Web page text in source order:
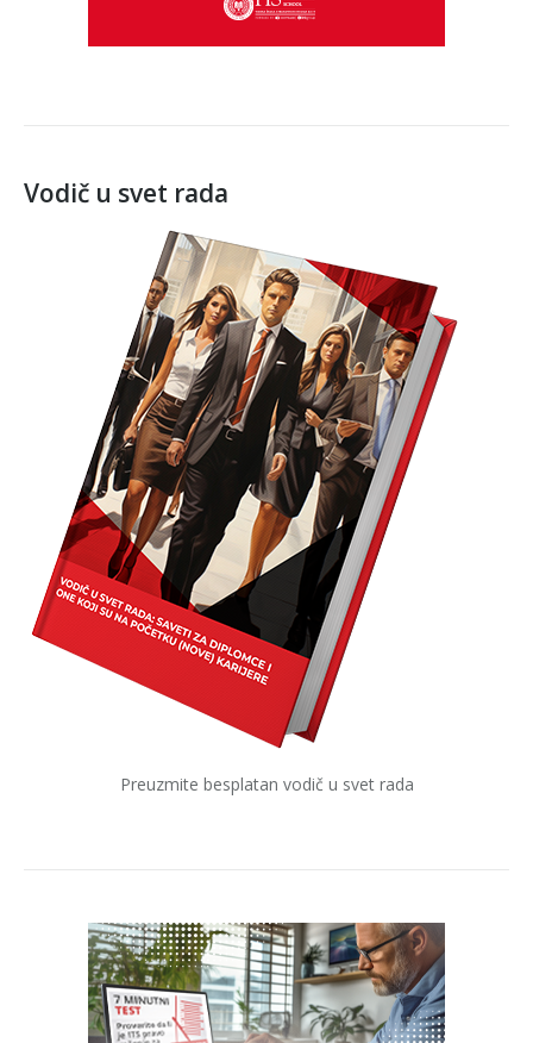
Vodič u svet rada
Preuzmite besplatan vodič u svet rada